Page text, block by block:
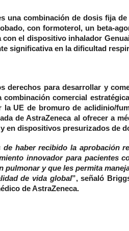
una combinación de dosis fija
con formoterol, un beta-
con el dispositivo inhalador
significativa en la dificultad
derechos para desarrollar y
combinación comercial
la UE de bromuro de aclidinio/
de AstraZeneca al ofrecer a
en dispositivos presurizados de
de haber recibido la aprobación
innovador para pacientes
pulmonar y que les permita
de vida global”, señaló
de AstraZeneca.